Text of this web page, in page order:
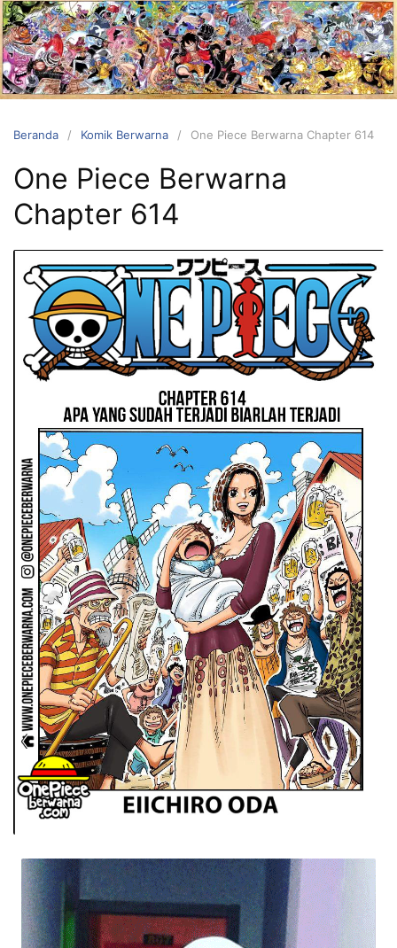
Langsung
ke
konten
Beranda Komik Berwarna One Piece Berwarna Chapter 614
One Piece Berwarna
Chapter 614